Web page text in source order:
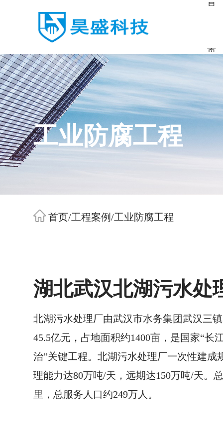
首
页
工业防腐工程
首页/工程案例/工业防腐工程
湖北武汉北湖污水处
北湖污水处理厂由武汉市水务集团武汉三
45.5亿元，占地面积约1400亩，是国家“长
治”关键工程。北湖污水处理厂一次性建成
理能力达80万吨/天，远期达150万吨/天。
里，总服务人口约249万人。